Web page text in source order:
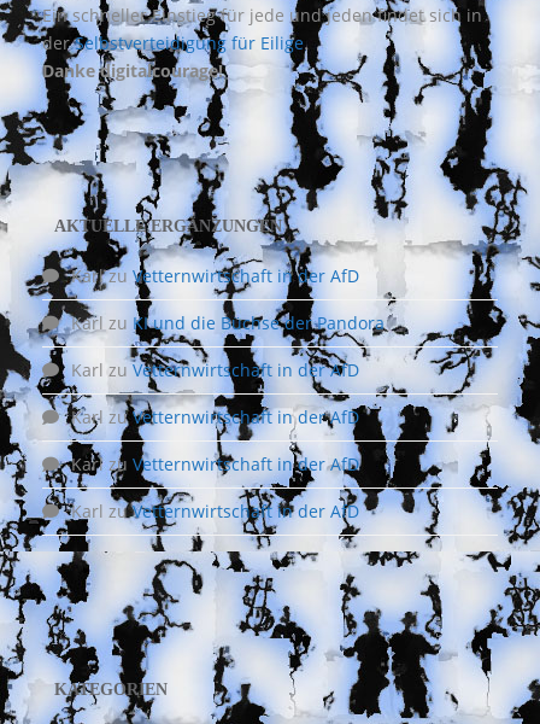
Ein schneller Einstieg für jede und jeden findet sich in
derSelbstverteidigung für Eilige.
Danke digitalcourage!
AKTUELLE ERGÄNZUNGEN
Karlzu Vetternwirtschaft in der AfD
Karl zu KI und die Büchse der Pandora
Karl zuVetternwirtschaft in der AfD
Karl zuVetternwirtschaft in der AfD
Karlzu Vetternwirtschaft in der AfD
Karl zuVetternwirtschaft in der AfD
KATEGORIEN